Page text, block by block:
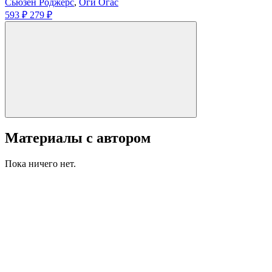
Сьюзен Роджерс, Оги Огас
593 ₽ 279 ₽
Материалы с автором
Пока ничего нет.